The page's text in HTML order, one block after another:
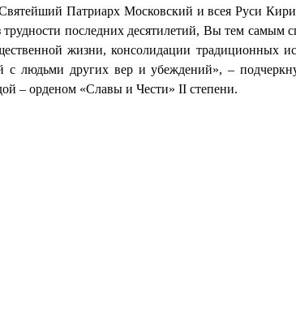
Патриарх Московский и всея Руси
трудности последних десятилетий, Вы тем самым
жизни, консолидации традиционных
с людьми других вер и убеждений», –
– орденом «Славы и Чести» II степени.